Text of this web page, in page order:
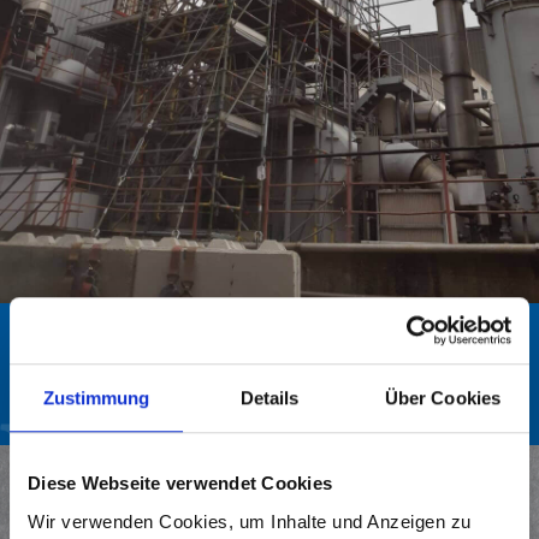
Zustimmung Details Über Cookies
Diese Webseite verwendet Cookies
Wir verwenden Cookies, um Inhalte und Anzeigen zu
MÜLLVERBRENNUNGSANLAGE
DER KELHEIM FIBRES GMBH
Im Rahmen des Reinigungsstillstandes der werkseigenen